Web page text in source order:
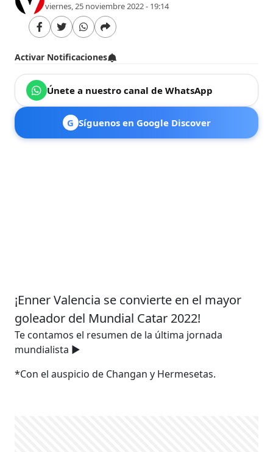
viernes, 25 noviembre 2022 - 19:14
Activar Notificaciones
Únete a nuestro canal de WhatsApp
G Síguenos en Google Discover
¡Enner Valencia se convierte en el mayor
goleador del Mundial Catar 2022!
Te contamos el resumen de la última jornada
mundialista ▶️
*Con el auspicio de Changan y Hermesetas.